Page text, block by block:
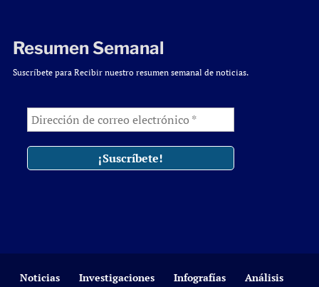
Resumen Semanal
Suscríbete para Recibir nuestro resumen semanal de noticias.
Noticias Investigaciones Infografías Análisis